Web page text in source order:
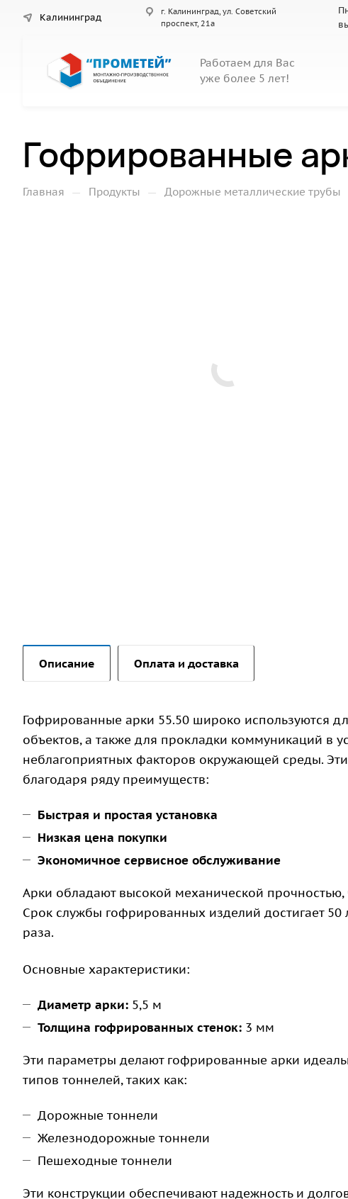
Калининград
г. Калининград, ул. Советский
проспект, 21а
Работаем для Вас
уже более 5 лет!
Гофрированные
Главная — Продукты — Дорожные металлические трубы
Описание Оплата и доставка
Гофрированные арки 55.50 широко используются
объектов, а также для прокладки коммуникаций в
неблагоприятных факторов окружающей среды.
благодаря ряду преимуществ:
Быстрая и простая установка
Низкая цена покупки
Экономичное сервисное обслуживание
Арки обладают высокой механической прочностью,
Срок службы гофрированных изделий достигает
раза.
Основные характеристики:
Диаметр арки: 5,5 м
Толщина гофрированных стенок: 3 мм
Эти параметры делают гофрированные арки
типов тоннелей, таких как:
Дорожные тоннели
Железнодорожные тоннели
Пешеходные тоннели
Эти конструкции обеспечивают надежность и